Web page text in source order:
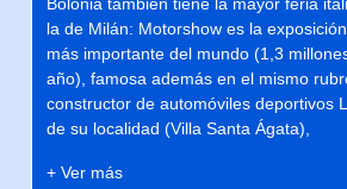
la de Milán: Motorshow es la
más importante del mundo (1,3
año), famosa además en el mismo
constructor de automóviles deportivos
de su localidad (Villa Santa Ágata),
+ Ver más